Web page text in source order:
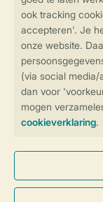
Controle
Veilig en snel
Veilige
Veilige